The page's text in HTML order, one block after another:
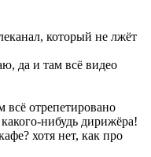
который не лжёт
да и там всё видео
всё отрепетировано
нибудь дирижёра!
хотя нет, как про